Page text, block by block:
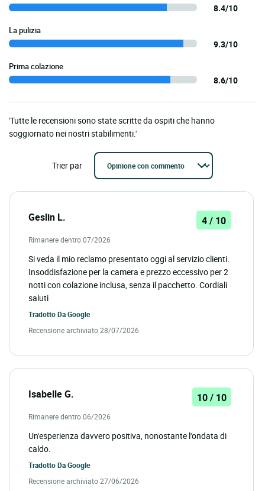
8.4/10
La pulizia
9.3/10
Prima colazione
8.6/10
'Tutte le recensioni sono state scritte da ospiti che hanno
soggiornato nei nostri stabilimenti.'
Trier par
Geslin L. 4 / 10
Rimanere dentro 07/2026
Si veda il mio reclamo presentato oggi al servizio clienti.
Insoddisfazione per la camera e prezzo eccessivo per 2
notti con colazione inclusa, senza il pacchetto. Cordiali
saluti
Tradotto DaGoogle
Recensione archiviato 28/07/2026
Isabelle G. 10 / 10
Rimanere dentro 06/2026
Un'esperienza davvero positiva, nonostante l'ondata di
caldo.
Tradotto DaGoogle
Recensione archiviato 27/06/2026